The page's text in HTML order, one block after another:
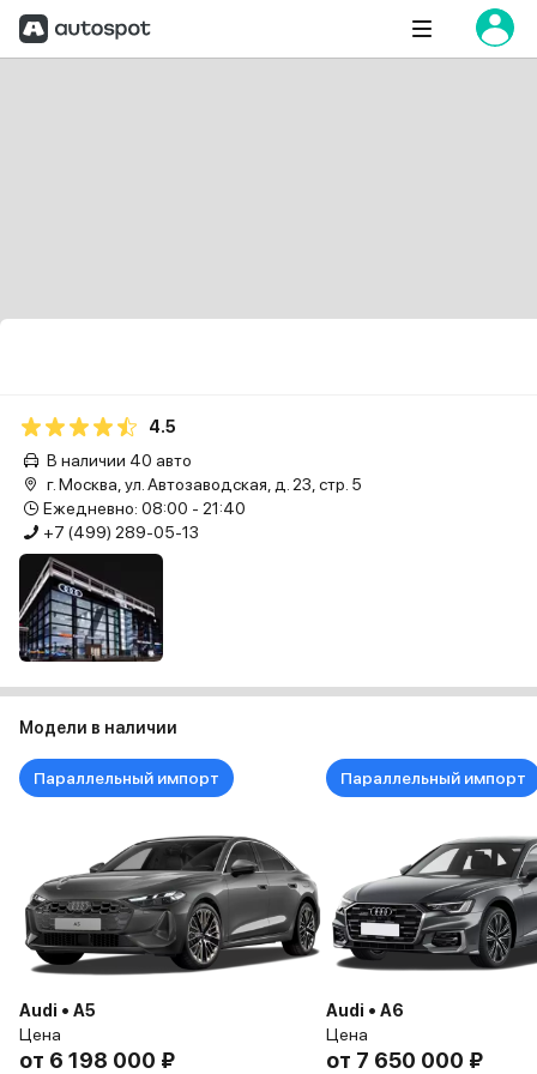
4.5
В наличии 40 авто
г. Москва, ул. Автозаводская, д. 23, стр. 5
Ежедневно: 08:00 - 21:40
+7 (499) 289-05-13
Модели в наличии
Параллельный импорт
Audi • A5
Цена
от 6 198 000 ₽
Параллельный импорт
Audi • A6
Цена
от 7 650 000 ₽